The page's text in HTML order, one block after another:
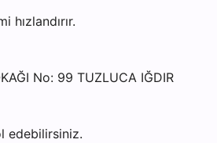
No: 99 TUZLUCA IĞDIR
edebilirsiniz.